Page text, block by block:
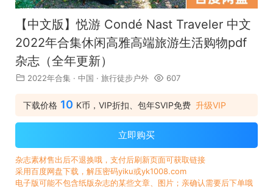
【中文版】悦游 Condé Nast Traveler 中文
2022年合集休闲高雅高端旅游生活购物pdf
杂志（全年更新）
2022年合集 · 中国 · 旅行徒步户外 607
下载价格 10 K币，VIP折扣、包年SVIP免费 升级VIP
立即购买
杂志素材售出后不退换哦，支付后刷新页面可获取链接
采用百度网盘下载，解压密码yiku或yk1008.com
电子版可能不包含纸版杂志的某些文章、图片；亲确认需要后下单哦